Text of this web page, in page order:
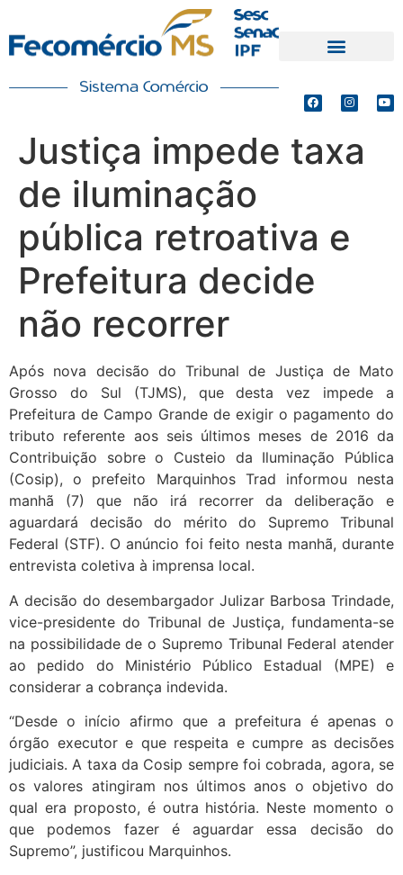
Justiça impede taxa
de iluminação
pública retroativa e
Prefeitura decide
não recorrer
Após nova decisão do Tribunal de Justiça de Mato
Grosso do Sul (TJMS), que desta vez impede a
Prefeitura de Campo Grande de exigir o pagamento do
tributo referente aos seis últimos meses de 2016 da
Contribuição sobre o Custeio da Iluminação Pública
(Cosip), o prefeito Marquinhos Trad informou nesta
manhã (7) que não irá recorrer da deliberação e
aguardará decisão do mérito do Supremo Tribunal
Federal (STF). O anúncio foi feito nesta manhã, durante
entrevista coletiva à imprensa local.
A decisão do desembargador Julizar Barbosa Trindade,
vice-presidente do Tribunal de Justiça, fundamenta-se
na possibilidade de o Supremo Tribunal Federal atender
ao pedido do Ministério Público Estadual (MPE) e
considerar a cobrança indevida.
“Desde o início afirmo que a prefeitura é apenas o
órgão executor e que respeita e cumpre as decisões
judiciais. A taxa da Cosip sempre foi cobrada, agora, se
os valores atingiram nos últimos anos o objetivo do
qual era proposto, é outra história. Neste momento o
que podemos fazer é aguardar essa decisão do
Supremo”, justificou Marquinhos.